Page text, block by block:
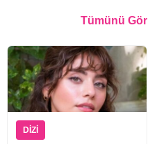
Tümünü Gör
DIZI